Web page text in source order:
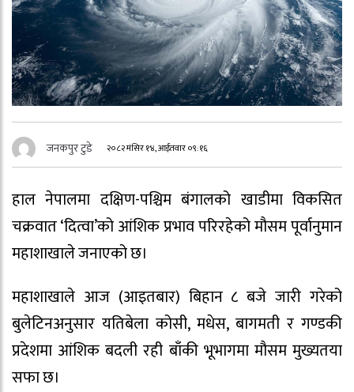
जनकपुर टुडे २०८२ मंसिर १४, आईतवार ०९:१६
हाल नेपालमा दक्षिण-पश्चिम बंगालको खाडीमा विकसित
चक्रवात ‘दित्वा’को आंशिक प्रभाव परिरहेको मौसम पूर्वानुमान
महाशाखाले जनाएको छ।
महाशाखाले आज (आइतबार) बिहान ८ बजे जारी गरेको
बुलेटिनअनुसार यतिबेला कोसी, मधेस, बागमती र गण्डकी
प्रदेशमा आंशिक बदली रही बाँकी भूभागमा मौसम मुख्यतया
सफा छ।